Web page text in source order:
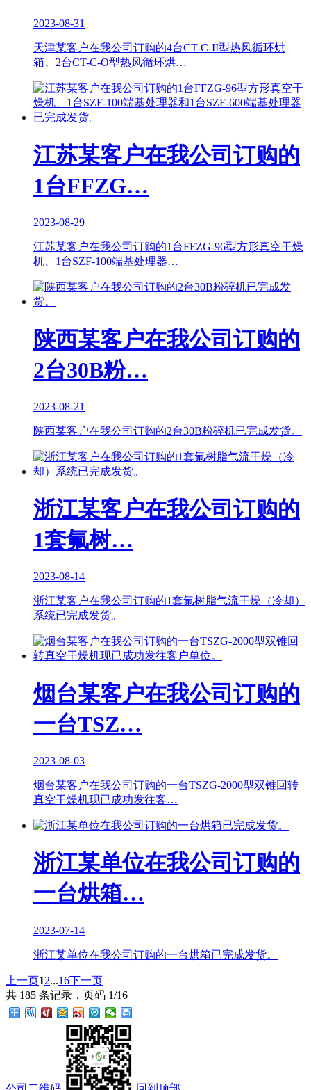
2023-08-31
天津某客户在我公司订购的4台CT-C-II型热风循环烘
箱、2台CT-C-O型热风循环烘…
江苏某客户在我公司订购的
1台FFZG…
2023-08-29
江苏某客户在我公司订购的1台FFZG-96型方形真空干燥
机、1台SZF-100端基处理器…
陕西某客户在我公司订购的
2台30B粉…
2023-08-21
陕西某客户在我公司订购的2台30B粉碎机已完成发货。
浙江某客户在我公司订购的
1套氟树…
2023-08-14
浙江某客户在我公司订购的1套氟树脂气流干燥（冷却）
系统已完成发货。
烟台某客户在我公司订购的
一台TSZ…
2023-08-03
烟台某客户在我公司订购的一台TSZG-2000型双锥回转
真空干燥机现已成功发往客…
浙江某单位在我公司订购的
一台烘箱…
2023-07-14
浙江某单位在我公司订购的一台烘箱已完成发货。
上一页12...16下一页
共 185 条记录，页码 1/16